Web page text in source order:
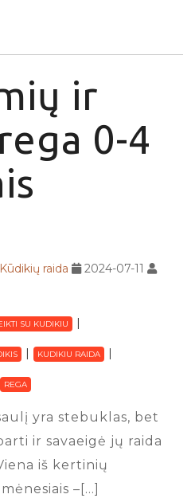
ir
0-4
Kūdikių raida
2024-07-11
SU KUDIKIU
KUDIKIU RAIDA
REGA
yra stebuklas, bet
ir savaeigė jų raida
iš kertinių
–[…]